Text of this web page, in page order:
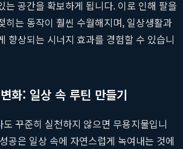
는 공간을 확보하게 됩니다. 이로 인해 팔을
히는 동작이 훨씬 수월해지며, 일상생활과
향상되는 시너지 효과를 경험할 수 있습니
화: 일상 속 루틴 만들기
꾸준히 실천하지 않으면 무용지물입니
공은 일상 속에 자연스럽게 녹여내는 것에